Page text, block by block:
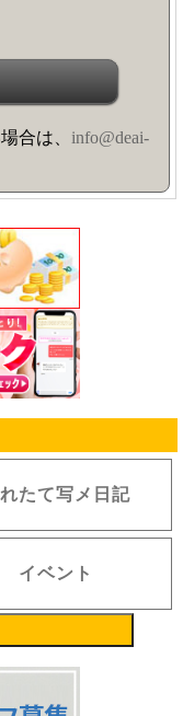
合は、 info@deai-
たて写メ日記
イベント